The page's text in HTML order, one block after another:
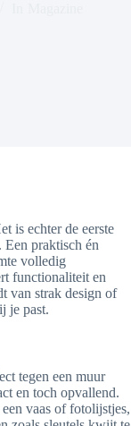
is echter de eerste
praktisch én
volledig
functionaliteit en
van strak design of
je past.
tegen een muur
en toch opvallend.
vaas of fotolijstjes,